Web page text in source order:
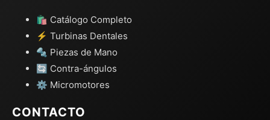
🛍️ Catálogo Completo
⚡ Turbinas Dentales
🔩 Piezas de Mano
🔄 Contra-ángulos
⚙️ Micromotores
CONTACTO